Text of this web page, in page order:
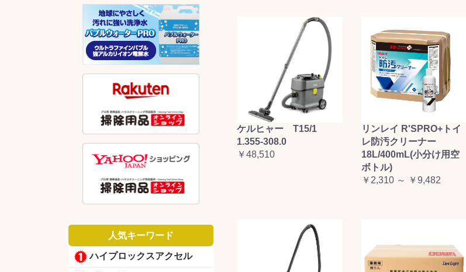
人気キーワード
ハイプロックスアクセル
ケルヒャー T15/1
1.355-308.0
￥48,510
リンレイ R'SPRO+トイ
レ防汚クリーナー
18L/400mL(小分け用空
ボトル)
￥2,310 ～ ￥9,482